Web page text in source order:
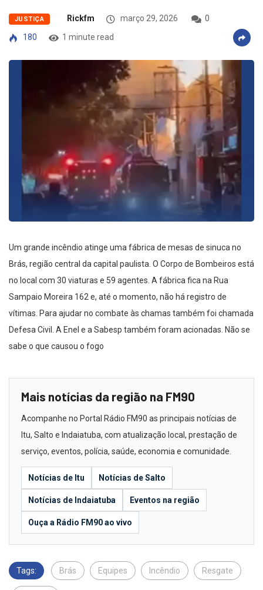
JUSTIÇA Rickfm março 29, 2026
0
180
1 minute read
Um grande incêndio atinge uma fábrica de mesas de sinuca no
Brás, região central da capital paulista. O Corpo de Bombeiros está
no local com 30 viaturas e 59 agentes. A fábrica fica na Rua
Sampaio Moreira 162 e, até o momento, não há registro de
vítimas. Para ajudar no combate às chamas também foi chamada
Defesa Civil. A Enel e a Sabesp também foram acionadas. Não se
sabe o que causou o fogo
Mais notícias da região na FM90
Acompanhe no Portal Rádio FM90 as principais notícias de
Itu, Salto e Indaiatuba, com atualização local, prestação de
serviço, eventos, polícia, saúde, economia e comunidade.
Notícias de Itu Notícias de Salto
Notícias de Indaiatuba Eventos na região
Ouça a Rádio FM90 ao vivo
Tags: Brás Equipes Incêndio Resgate